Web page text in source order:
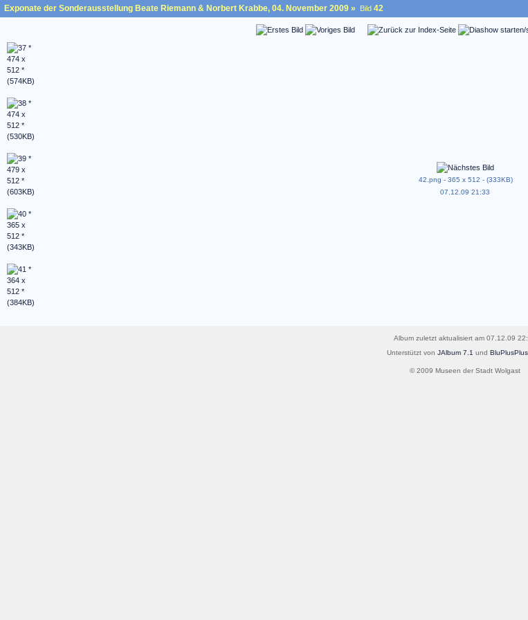
Exponate der Sonderausstellung Beate Riemann & Norbert Krabbe, 04. November 2009 » Bild 42
42.png - 365 x 512 - (333KB)
07.12.09 21:33
Album zuletzt aktualisiert am 07.12.09
Unterstützt von JAlbum 7.1 und BluPlusPlus
© 2009 Museen der Stadt Wolgast